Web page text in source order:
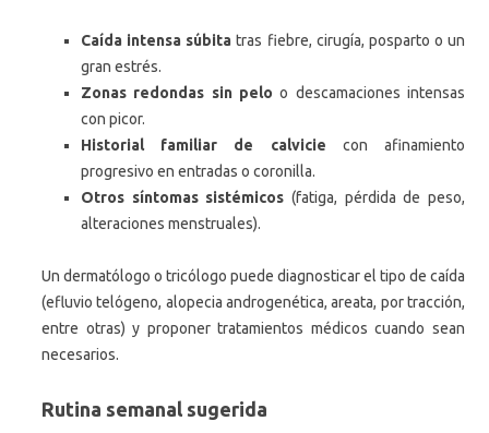
Caída intensa súbita tras fiebre, cirugía, posparto o un
gran estrés.
Zonas redondas sin pelo o descamaciones intensas
con picor.
Historial familiar de calvicie con afinamiento
progresivo en entradas o coronilla.
Otros síntomas sistémicos (fatiga, pérdida de peso,
alteraciones menstruales).
Un dermatólogo o tricólogo puede diagnosticar el tipo de caída
(efluvio telógeno, alopecia androgenética, areata, por tracción,
entre otras) y proponer tratamientos médicos cuando sean
necesarios.
Rutina semanal sugerida